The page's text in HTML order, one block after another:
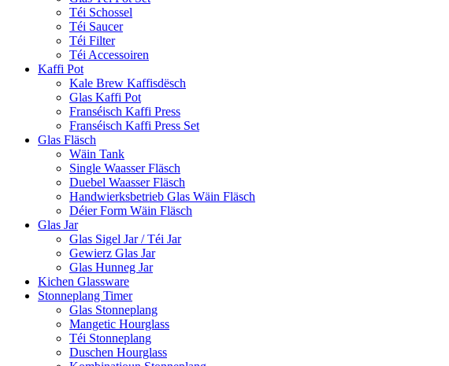
Téi Schossel
Téi Saucer
Téi Filter
Téi Accessoiren
Kaffi Pot
Kale Brew Kaffisdësch
Glas Kaffi Pot
Franséisch Kaffi Press
Franséisch Kaffi Press Set
Glas Fläsch
Wäin Tank
Single Waasser Fläsch
Duebel Waasser Fläsch
Handwierksbetrieb Glas Wäin Fläsch
Déier Form Wäin Fläsch
Glas Jar
Glas Sigel Jar / Téi Jar
Gewierz Glas Jar
Glas Hunneg Jar
Kichen Glassware
Stonneplang Timer
Glas Stonneplang
Mangetic Hourglass
Téi Stonneplang
Duschen Hourglass